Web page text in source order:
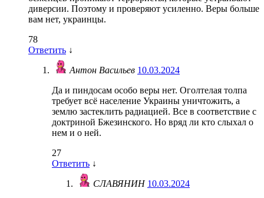
диверсии. Поэтому и проверяют усиленно. Веры больше
вам нет, украинцы.
78
Ответить ↓
Антон Васильев 10.03.2024
Да и пиндосам особо веры нет. Оголтелая толпа
требует всё население Украины уничтожить, а
землю застеклить радиацией. Все в соответствие с
доктриной Бжезинского. Но вряд ли кто слыхал о
нем и о ней.
27
Ответить ↓
СЛАВЯНИН 10.03.2024